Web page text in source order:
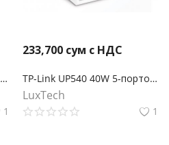
KA180U Проводная мультимедийная клавиатура
1
233,700 сум с НДС
TP-Link UP540 40W 5-портовая USB Зарядка
LuxTech
1